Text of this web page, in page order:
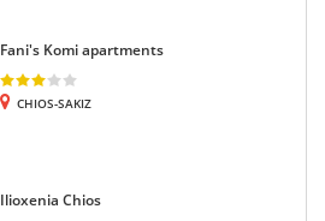
Fani's Komi apartments
CHIOS-SAKIZ
Ilioxenia Chios